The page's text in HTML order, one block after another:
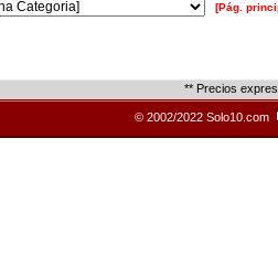
[Pág.
** Precios
© 2002/2022 Solo10.com